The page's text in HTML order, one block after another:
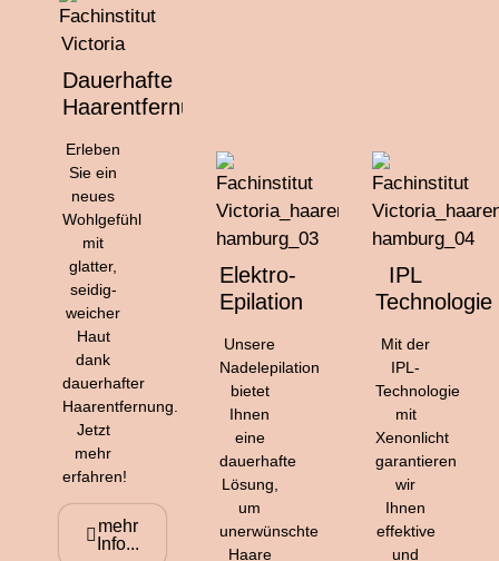
Dauerhafte
Haarentfernung
Erleben
Sie ein
neues
Wohlgefühl
mit
glatter,
seidig-
weicher
Haut
dank
dauerhafter
Haarentfernung.
Jetzt
mehr
erfahren!
mehr
Info...
Elektro-
Epilation
Unsere
Nadelepilation
bietet
Ihnen
eine
dauerhafte
Lösung,
um
unerwünschte
Haare
IPL
Technologie
Mit der
IPL-
Technologie
mit
Xenonlicht
garantieren
wir
Ihnen
effektive
und